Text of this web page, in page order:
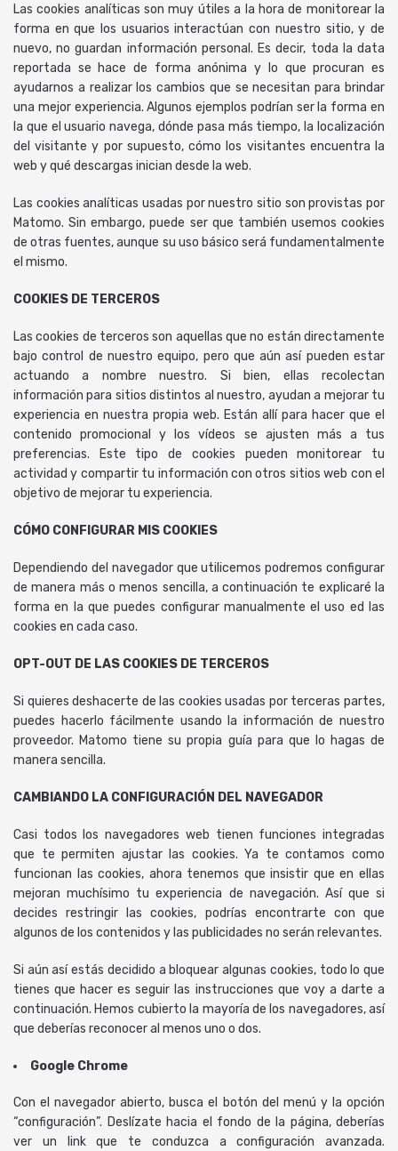
Las cookies analíticas son muy útiles a la hora de monitorear la
forma en que los usuarios interactúan con nuestro sitio, y de
nuevo, no guardan información personal. Es decir, toda la data
reportada se hace de forma anónima y lo que procuran es
ayudarnos a realizar los cambios que se necesitan para brindar
una mejor experiencia. Algunos ejemplos podrían ser la forma en
la que el usuario navega, dónde pasa más tiempo, la localización
del visitante y por supuesto, cómo los visitantes encuentra la
web y qué descargas inician desde la web.
Las cookies analíticas usadas por nuestro sitio son provistas por
Matomo. Sin embargo, puede ser que también usemos cookies
de otras fuentes, aunque su uso básico será fundamentalmente
el mismo.
COOKIES DE TERCEROS
Las cookies de terceros son aquellas que no están directamente
bajo control de nuestro equipo, pero que aún así pueden estar
actuando a nombre nuestro. Si bien, ellas recolectan
información para sitios distintos al nuestro, ayudan a mejorar tu
experiencia en nuestra propia web. Están allí para hacer que el
contenido promocional y los vídeos se ajusten más a tus
preferencias. Este tipo de cookies pueden monitorear tu
actividad y compartir tu información con otros sitios web con el
objetivo de mejorar tu experiencia.
CÓMO CONFIGURAR MIS COOKIES
Dependiendo del navegador que utilicemos podremos configurar
de manera más o menos sencilla, a continuación te explicaré la
forma en la que puedes configurar manualmente el uso ed las
cookies en cada caso.
OPT-OUT DE LAS COOKIES DE TERCEROS
Si quieres deshacerte de las cookies usadas por terceras partes,
puedes hacerlo fácilmente usando la información de nuestro
proveedor. Matomo tiene su propia guía para que lo hagas de
manera sencilla.
CAMBIANDO LA CONFIGURACIÓN DEL NAVEGADOR
Casi todos los navegadores web tienen funciones integradas
que te permiten ajustar las cookies. Ya te contamos como
funcionan las cookies, ahora tenemos que insistir que en ellas
mejoran muchísimo tu experiencia de navegación. Así que si
decides restringir las cookies, podrías encontrarte con que
algunos de los contenidos y las publicidades no serán relevantes.
Si aún así estás decidido a bloquear algunas cookies, todo lo que
tienes que hacer es seguir las instrucciones que voy a darte a
continuación. Hemos cubierto la mayoría de los navegadores, así
que deberías reconocer al menos uno o dos.
Google Chrome
Con el navegador abierto, busca el botón del menú y la opción
“configuración”. Deslízate hacia el fondo de la página, deberías
ver un link que te conduzca a configuración avanzada.